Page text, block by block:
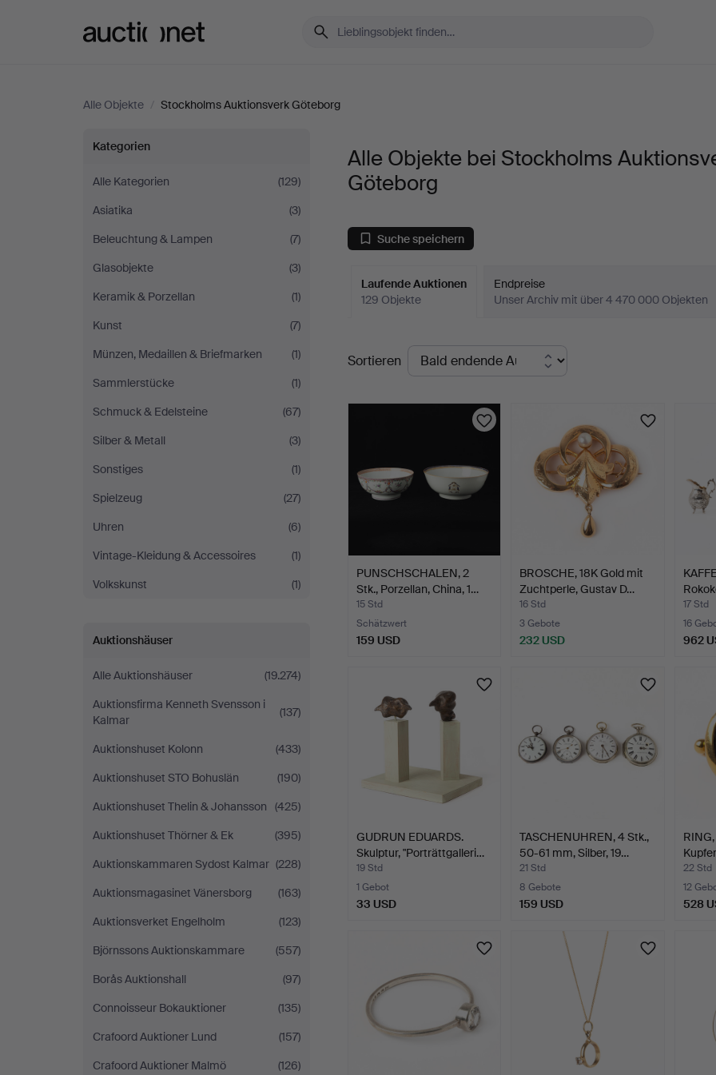
Alle Objekte / Stockholms Auktionsverk Göteborg
Alle
Objekte
bei
Stockholms
Auktionsverk
Göteborg
Kategorien
Alle Kategorien
(129)
Asiatika
(3)
Beleuchtung & Lampen
(7)
Glasobjekte
(3)
Keramik & Porzellan
(1)
Kunst
(7)
Münzen, Medaillen & Briefmarken
(1)
Sammlerstücke
(1)
Schmuck & Edelsteine
(67)
Silber & Metall
(3)
Sonstiges
(1)
Spielzeug
(27)
Uhren
(6)
Vintage-Kleidung & Accessoires
(1)
Volkskunst
(1)
Auktionshäuser
Alle Auktionshäuser
(19.274)
Auktionsfirma Kenneth Svensson i
Kalmar
(137)
Auktionshuset Kolonn
(433)
Auktionshuset STO Bohuslän
(190)
Auktionshuset Thelin & Johansson
(425)
Auktionshuset Thörner & Ek
(395)
Auktionskammaren Sydost Kalmar (228)
Auktionsmagasinet Vänersborg
(163)
Auktionsverket Engelholm
(123)
Björnssons Auktionskammare
(557)
Borås Auktionshall
(97)
Connoisseur Bokauktioner
(135)
Crafoord Auktioner Lund
(157)
Crafoord Auktioner Malmö
(126)
Alle Objekte bei Stockholms
Göteborg
Suche speichern
Laufende Auktionen
129 Objekte
Endpreise
Unser Archiv mit über 4 470 000 Objekten
Laufende
Auktionen
Sortieren
PUNSCHSCHALEN, 2
Stk., Porzellan, China, 1…
15 Std
Schätzwert
159 USD
BROSCHE, 18K Gold mit
Zuchtperle, Gustav D…
16 Std
3 Gebote
232 USD
17 Std
16
962
GUDRUN EDUARDS.
Skulptur, "Porträttgalleri…
19 Std
1 Gebot
33 USD
TASCHENUHREN, 4 Stk.,
50-61 mm, Silber, 19…
21 Std
8 Gebote
159 USD
22 Std
12
528